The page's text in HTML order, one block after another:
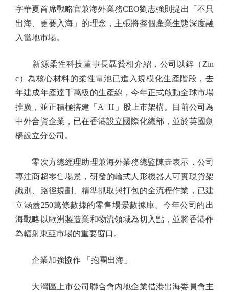
字華夏首席戰略官兼海外業務CEO劉志強則提出「不只
出海、更要入海」的理念，主張將整個產業生態深度融
入當地市場。
新源柔性科技董事長聶贊相介紹，公司以鋅（Zin
c）為核心材料的柔性電池已進入規模化生產階段，去
年建成年產達千萬級的生產線，今年正式啟動全球市場
推廣，並正積極搭建「A+H」股上市架構。目前公司為
中外合資企業，已在香港設立國際化總部，並於英國劍
橋設立分公司。
零次方總經理助理兼海外業務總監陳垚表示，公司
專注商超零售場景，研發的輪式人形機器人可實現貨架
識別、路徑規劃、精準抓取與打包的全流程作業，已建
立涵蓋250萬條數據的零售場景數據庫。今年公司的出
海戰略以歐洲製造業和物流領域為切入點，並將香港作
為輻射東亞市場的重要窗口。
企業加強協作 「抱團出海」
大灣區上市公司聯合會內地企業借港出海委員會主